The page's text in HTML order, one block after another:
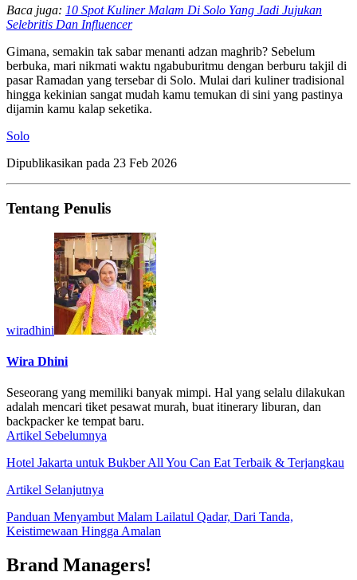
Baca juga: 10 Spot Kuliner Malam Di Solo Yang Jadi Jujukan
Selebritis Dan Influencer
Gimana, semakin tak sabar menanti adzan maghrib? Sebelum
berbuka, mari nikmati waktu ngabuburitmu dengan berburu takjil di
pasar Ramadan yang tersebar di Solo. Mulai dari kuliner tradisional
hingga kekinian sangat mudah kamu temukan di sini yang pastinya
dijamin kamu kalap seketika.
Solo
Dipublikasikan pada 23 Feb 2026
Tentang Penulis
wiradhini
Wira Dhini
Seseorang yang memiliki banyak mimpi. Hal yang selalu dilakukan
adalah mencari tiket pesawat murah, buat itinerary liburan, dan
backpacker ke tempat baru.
Artikel Sebelumnya
Hotel Jakarta untuk Bukber All You Can Eat Terbaik & Terjangkau
Artikel Selanjutnya
Panduan Menyambut Malam Lailatul Qadar, Dari Tanda,
Keistimewaan Hingga Amalan
Brand Managers!